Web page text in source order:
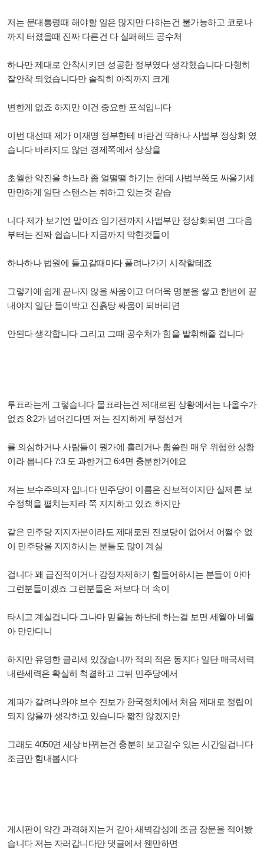
저는 문대통령때 해야할 일은 많지만 다하는건 불가능하고 코로나
까지 터졌을때 진짜 다른건 다 실패해도 공수처
하나만 제대로 안착시키면 성공한 정부였다 생각했습니다 다행히
잘안착 되었습니다만 솔직히 아직까지 크게
변한게 없죠 하지만 이건 중요한 포석입니다
이번 대선때 제가 이재명 정부한테 바란건 딱하나 사법부 정상화 였
습니다 바라지도 않던 경제쪽에서 상상을
초월한 약진을 하느라 좀 얼떨떨 하기는 한데 사법부쪽도 싸울기세
만만하게 일단 스탠스는 취하고 있는것 같습
니다 제가 보기엔 말이죠 임기전까지 사법부만 정상화되면 그다음
부터는 진짜 쉽습니다 지금까지 막힌것들이
하나하나 법원에 들고갈때마다 풀려나가기 시작할테죠
그렇기에 쉽게 끝나지 않을 싸움이고 더더욱 명분을 쌓고 한번에 끝
내야지 일단 들이박고 진흙탕 싸움이 되버리면
안된다 생각합니다 그리고 그때 공수처가 힘을 발휘해줄 겁니다
투표라는게 그렇습니다 몰표라는건 제대로된 상황에서는 나올수가
없죠 8:2가 넘어긴다면 저는 진지하게 부정선거
를 의심하거나 사람들이 뭔가에 홀리거나 휩쓸린 매우 위험한 상황
이라 봅니다 7:3 도 과한거고 6:4면 충분한거에요
저는 보수주의자 입니다 민주당이 이름은 진보적이지만 실제론 보
수정책을 펼치는지라 쭉 지지하고 있죠 하지만
같은 민주당 지지자분이라도 제대로된 진보당이 없어서 어쩔수 없
이 민주당을 지지하시는 분들도 많이 계실
겁니다꽤 급진적이거나 감정자제하기 힘들어하시는 분들이 아마
그런분들이겠죠 그런분들은 저보다 더 속이
타시고 계실겁니다 그나마 믿을놈 하난데 하는걸 보면 세월아 네월
아 만만디니
하지만 유명한 클리세 있잖습니까 적의 적은 동지다 일단 매국세력
내란세력은 확실히 척결하고 그뒤 민주당에서
계파가 갈려나와야 보수 진보가 한국정치에서 처음 제대로 정립이
되지 않을까 생각하고 있습니다 짧진 않겠지만
그래도 4050면 세상 바뀌는건 충분히 보고갈수 있는 시간일겁니다
조금만 힘내봅시다
게시판이 약간 과격해지는거 같아 새벽감성에 조금 장문을 적어봤
습니다 저는 자러갑니다만 댓글에서 웬만하면